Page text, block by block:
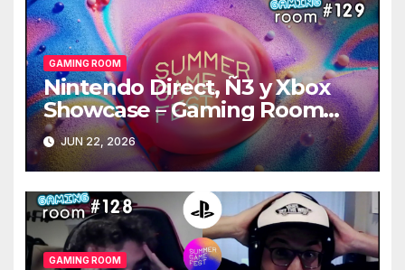
GAMING ROOM
Nintendo Direct, Ñ3 y Xbox
Showcase – Gaming Room
#129
JUN 22, 2026
GAMING ROOM